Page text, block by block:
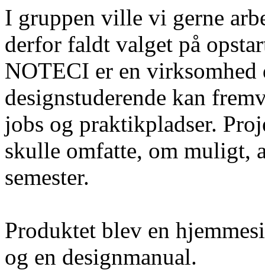
I gruppen ville vi gerne
derfor faldt valget på
NOTECI er en
designstuderende kan
jobs og praktikpladser.
skulle omfatte, om muligt,
semester.
Produktet blev en
og en designmanual.